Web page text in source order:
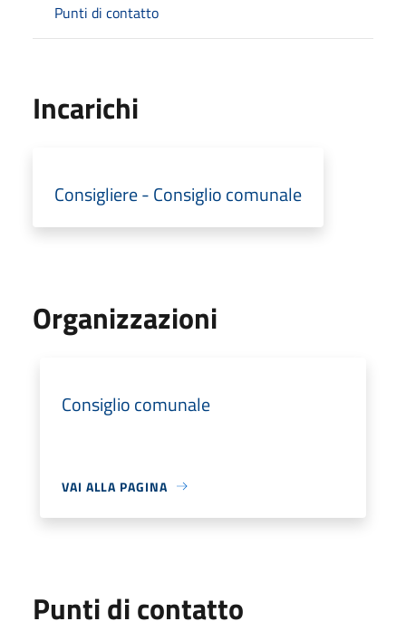
Punti di contatto
Incarichi
Consigliere - Consiglio comunale
Organizzazioni
Consiglio comunale
VAI ALLA PAGINA
Punti di contatto